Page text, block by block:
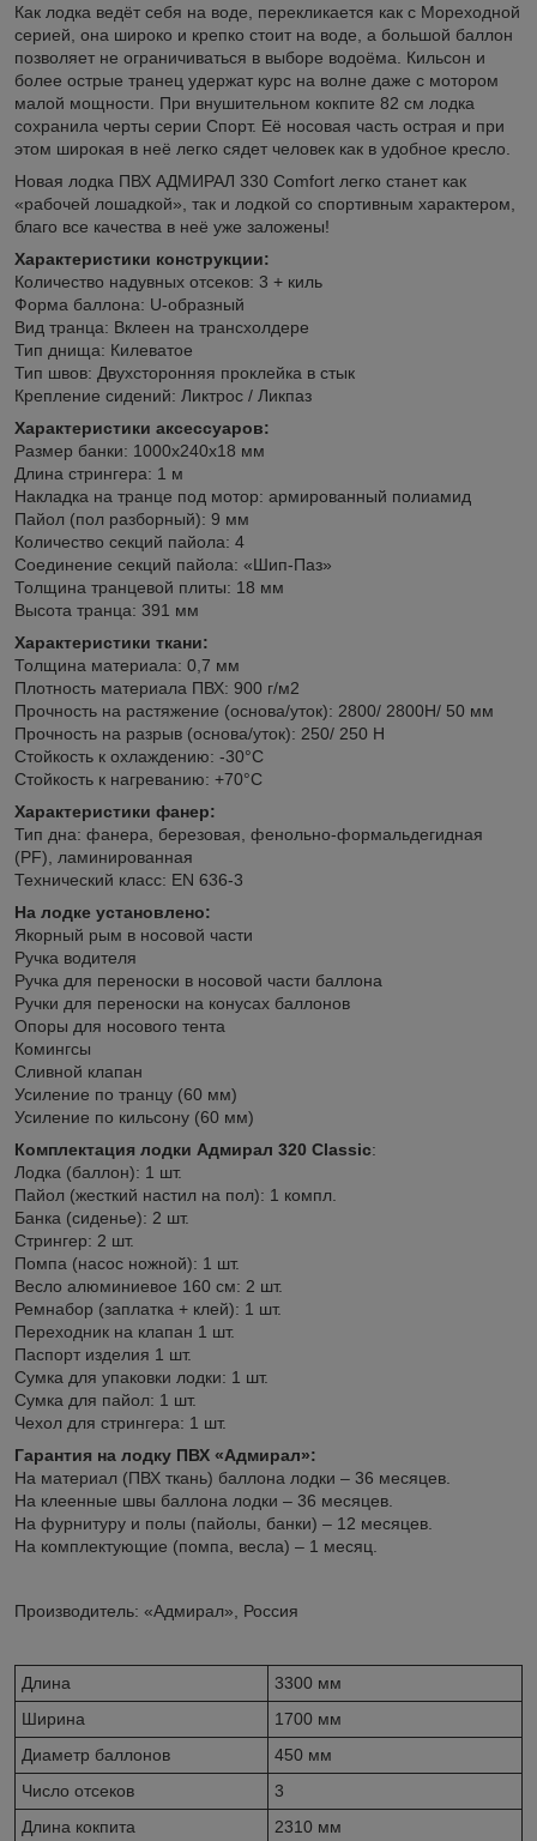
Как лодка ведёт себя на воде, перекликается как с Мореходной
серией, она широко и крепко стоит на воде, а большой баллон
позволяет не ограничиваться в выборе водоёма. Кильсон и
более острые транец удержат курс на волне даже с мотором
малой мощности. При внушительном кокпите 82 см лодка
сохранила черты серии Спорт. Её носовая часть острая и при
этом широкая в неё легко сядет человек как в удобное кресло.
Новая лодка ПВХ АДМИРАЛ 330 Comfort легко станет как
«рабочей лошадкой», так и лодкой со спортивным характером,
благо все качества в неё уже заложены!
Характеристики конструкции:
Количество надувных отсеков: 3 + киль
Форма баллона: U-образный
Вид транца: Вклеен на трансхолдере
Тип днища: Килеватое
Тип швов: Двухсторонняя проклейка в стык
Крепление сидений: Ликтрос / Ликпаз
Характеристики аксессуаров:
Размер банки: 1000х240х18 мм
Длина стрингера: 1 м
Накладка на транце под мотор: армированный полиамид
Пайол (пол разборный): 9 мм
Количество секций пайола: 4
Соединение секций пайола: «Шип-Паз»
Толщина транцевой плиты: 18 мм
Высота транца: 391 мм
Характеристики ткани:
Толщина материала: 0,7 мм
Плотность материала ПВХ: 900 г/м2
Прочность на растяжение (основа/уток): 2800/ 2800H/ 50 мм
Прочность на разрыв (основа/уток): 250/ 250 Н
Стойкость к охлаждению: -30°C
Стойкость к нагреванию: +70°C
Характеристики фанер:
Тип дна: фанера, березовая, фенольно-формальдегидная
(PF), ламинированная
Технический класс: EN 636-3
На лодке установлено:
Якорный рым в носовой части
Ручка водителя
Ручка для переноски в носовой части баллона
Ручки для переноски на конусах баллонов
Опоры для носового тента
Комингсы
Сливной клапан
Усиление по транцу (60 мм)
Усиление по кильсону (60 мм)
Комплектация лодки Адмирал 320 Classic:
Лодка (баллон): 1 шт.
Пайол (жесткий настил на пол): 1 компл.
Банка (сиденье): 2 шт.
Стрингер: 2 шт.
Помпа (насос ножной): 1 шт.
Весло алюминиевое 160 см: 2 шт.
Ремнабор (заплатка + клей): 1 шт.
Переходник на клапан 1 шт.
Паспорт изделия 1 шт.
Сумка для упаковки лодки: 1 шт.
Сумка для пайол: 1 шт.
Чехол для стрингера: 1 шт.
Гарантия на лодку ПВХ «Адмирал»:
На материал (ПВХ ткань) баллона лодки – 36 месяцев.
На клеенные швы баллона лодки – 36 месяцев.
На фурнитуру и полы (пайолы, банки) – 12 месяцев.
На комплектующие (помпа, весла) – 1 месяц.
Производитель: «Адмирал», Россия
Длина
3300 мм
Ширина
1700 мм
Диаметр баллонов
450 мм
Число отсеков
3
Длина кокпита
2310 мм